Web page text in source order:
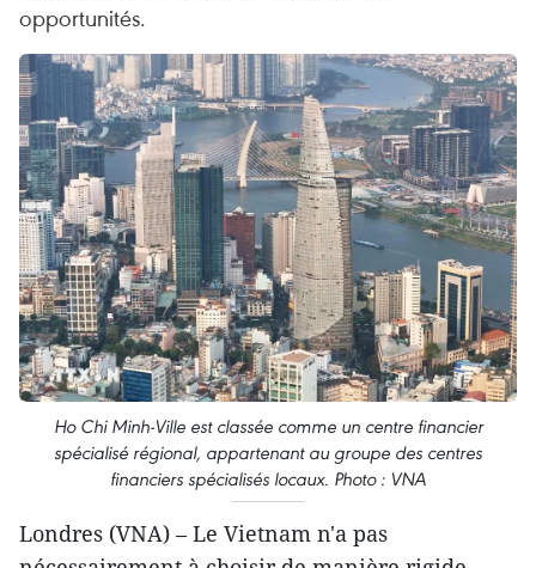
opportunités.
Ho Chi Minh-Ville est classée comme un centre financier
spécialisé régional, appartenant au groupe des centres
financiers spécialisés locaux. Photo : VNA
Londres (VNA) – Le Vietnam n'a pas